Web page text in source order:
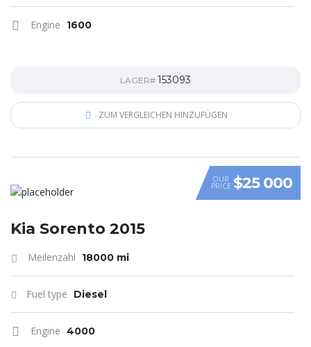
Engine 1600
LAGER# 153093
ZUM VERGLEICHEN HINZUFÜGEN
OUR
PRICE $25 000
Kia Sorento 2015
Meilenzahl 18000 mi
Fuel type Diesel
Engine 4000